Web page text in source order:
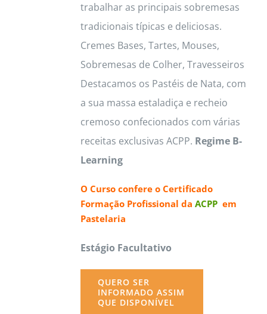
trabalhar as principais sobremesas
tradicionais típicas e deliciosas.
Cremes Bases, Tartes, Mouses,
Sobremesas de Colher, Travesseiros
Destacamos os Pastéis de Nata, com
a sua massa estaladiça e recheio
cremoso confecionados com várias
receitas exclusivas ACPP. Regime B-
Learning
O Curso confere o Certificado
Formação Profissional da ACPPem
Pastelaria
Estágio Facultativo
QUERO SER
INFORMADO ASSIM
QUE DISPONÍVEL